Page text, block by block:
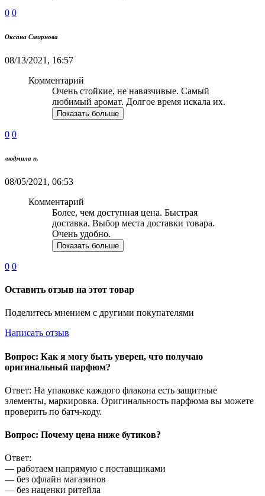
0 0
Оксана Смирнова
08/13/2021, 16:57
Комментарий
Очень стойкие, не навязчивые. Самый
любимый аромат. Долгое время искала их.
Показать больше
0 0
людмила п.
08/05/2021, 06:53
Комментарий
Более, чем доступная цена. Быстрая
доставка. Выбор места доставки товара.
Очень удобно.
Показать больше
0 0
Оставить отзыв на этот товар
Поделитесь мнением с другими покупателями
Написать отзыв
Вопрос: Как я могу быть уверен, что получаю
оригинальный парфюм?
Ответ: На упаковке каждого флакона есть защитные
элементы, маркировка. Оригинальность парфюма вы можете
проверить по батч-коду.
Вопрос: Почему цена ниже бутиков?
Ответ:
— работаем напрямую с поставщиками
— без офлайн магазинов
— без наценки ритейла